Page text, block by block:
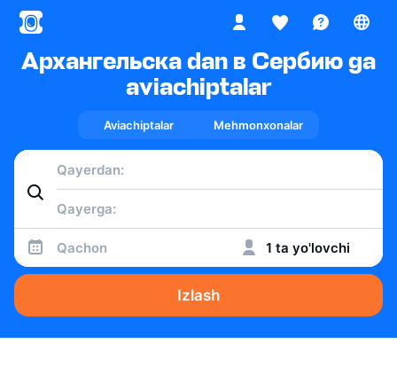
Архангельска dan в Сербию ga
aviachiptalar
Aviachiptalar Mehmonxonalar
Qachon 1 ta yo'lovchi
Izlash